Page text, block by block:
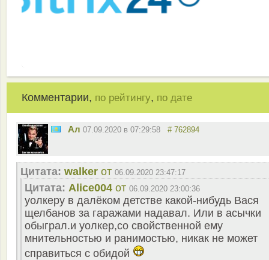
Комментарии, по рейтингу, по дате
Ал 07.09.2020 в 07:29:58 # 762894
Цитата: walker от 06.09.2020 23:47:17
Цитата: Alice004 от 06.09.2020 23:00:36
уолкеру в далёком детстве какой-нибудь Вася
щелбанов за гаражами надавал. Или в асычки
обыграл.и уолкер,со свойственной ему
мнительностью и ранимостью, никак не может
справиться с обидой